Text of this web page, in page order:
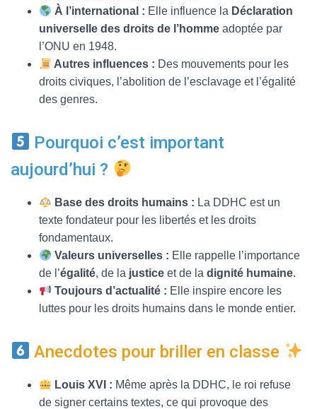
À l’international : Elle influence la Déclaration
universelle des droits de l’homme adoptée par
l’ONU en 1948.
Autres influences : Des mouvements pour les
droits civiques, l’abolition de l’esclavage et l’égalité
des genres.
Pourquoi c’est important
aujourd’hui ?
Base des droits humains : La DDHC est un
texte fondateur pour les libertés et les droits
fondamentaux.
Valeurs universelles : Elle rappelle l’importance
de l’égalité, de la justice et de la dignité humaine.
Toujours d’actualité : Elle inspire encore les
luttes pour les droits humains dans le monde entier.
Anecdotes pour briller en classe
Louis XVI : Même après la DDHC, le roi refuse
de signer certains textes, ce qui provoque des